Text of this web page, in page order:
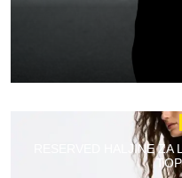
RESERVED HALJINE ZA